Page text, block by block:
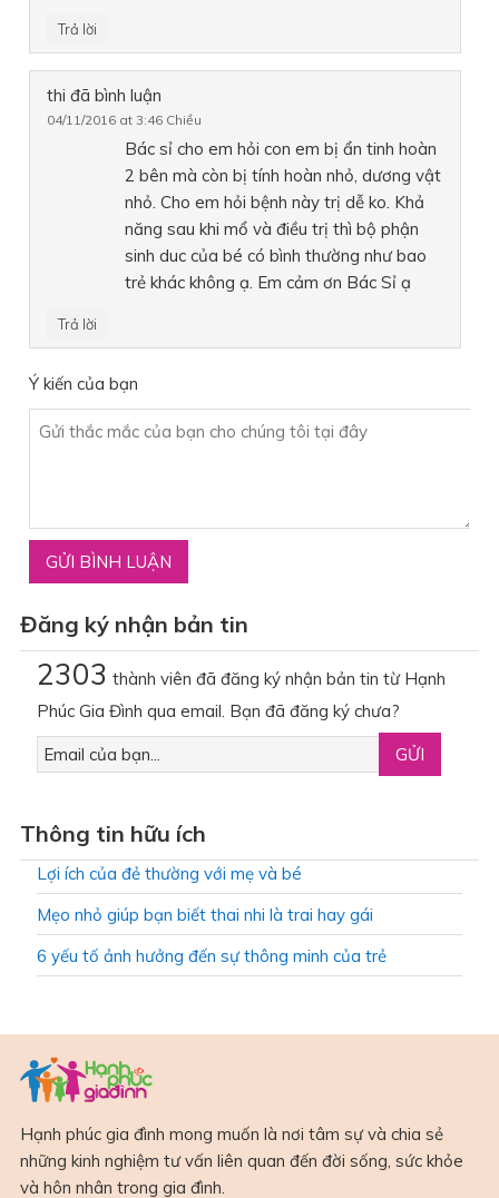
Trả lời
thi đã bình luận
04/11/2016 at 3:46 Chiều
Bác sỉ cho em hỏi con em bị ẩn tinh hoàn
2 bên mà còn bị tính hoàn nhỏ, dương vật
nhỏ. Cho em hỏi bệnh này trị dễ ko. Khả
năng sau khi mổ và điều trị thì bộ phận
sinh duc của bé có bình thường như bao
trẻ khác không ạ. Em cảm ơn Bác Sỉ ạ
Trả lời
Ý kiến của bạn
Đăng ký nhận bản tin
2303 thành viên đã đăng ký nhận bản tin từ Hạnh
Phúc Gia Đình qua email. Bạn đã đăng ký chưa?
Thông tin hữu ích
Lợi ích của đẻ thường với mẹ và bé
Mẹo nhỏ giúp bạn biết thai nhi là trai hay gái
6 yếu tố ảnh hưởng đến sự thông minh của trẻ
Hạnh phúc gia đình mong muốn là nơi tâm sự và chia sẻ
những kinh nghiệm tư vấn liên quan đến đời sống, sức khỏe
và hôn nhân trong gia đình.